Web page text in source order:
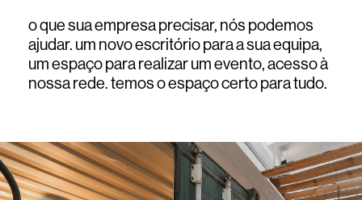
o que sua empresa precisar, nós podemos
ajudar. um novo escritório para a sua equipa,
um espaço para realizar um evento, acesso à
nossa rede. temos o espaço certo para tudo.